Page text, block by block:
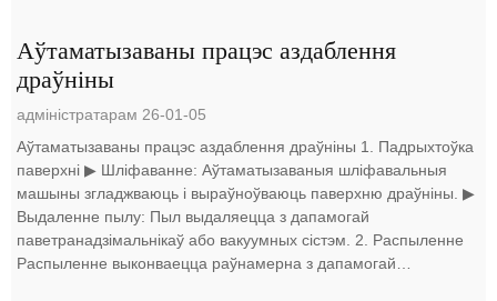
Аўтаматызаваны працэс аздаблення
драўніны
адміністратарам 26-01-05
Аўтаматызаваны працэс аздаблення драўніны 1. Падрыхтоўка
паверхні ▶ Шліфаванне: Аўтаматызаваныя шліфавальныя
машыны згладжваюць і выраўноўваюць паверхню драўніны. ▶
Выдаленне пылу: Пыл выдаляецца з дапамогай
паветранадзімальнікаў або вакуумных сістэм. 2. Распыленне
Распыленне выконваецца раўнамерна з дапамогай